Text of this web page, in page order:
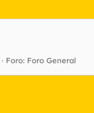
Foro: Foro General